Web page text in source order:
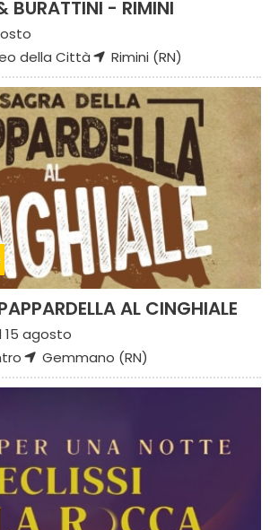
BURATTINI - RIMINI
della Città
Rimini (RN)
AL CINGHIALE
15 agosto
Gemmano (RN)